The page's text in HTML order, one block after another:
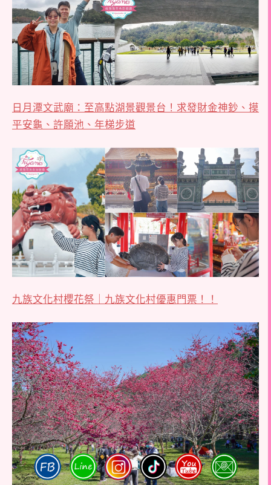
日月潭文武廟：至高點湖景觀景台！求發財金神鈔、摸
平安龜、許願池、年梯步道
九族文化村櫻花祭｜九族文化村優惠門票！！